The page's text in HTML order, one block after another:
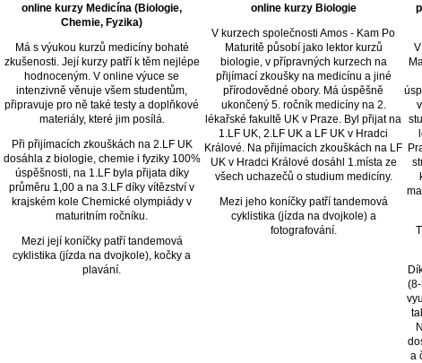
online kurzy Medicína (Biologie,
Chemie, Fyzika)
Má s výukou kurzů medicíny bohaté
zkušenosti. Její kurzy patří k těm nejlépe
hodnoceným. V online výuce se
intenzivně věnuje všem studentům,
připravuje pro ně také testy a doplňkové
materiály, které jim posílá.
Při přijímacích zkouškách na 2.LF UK
dosáhla z biologie, chemie i fyziky 100%
úspěšnosti, na 1.LF byla přijata díky
průměru 1,00 a na 3.LF díky vítězství v
krajském kole Chemické olympiády v
maturitním ročníku.
Mezi její koníčky patří tandemová
cyklistika (jízda na dvojkole), kočky a
plavání.
online kurzy Biologie
V kurzech společnosti Amos - Kam Po
Maturitě působí jako lektor kurzů
biologie, v přípravných kurzech na
přijímací zkoušky na medicínu a jiné
přírodovědné obory. Má úspěšně
ukončený 5. ročník medicíny na 2.
lékařské fakultě UK v Praze. Byl přijat na
1.LF UK, 2.LF UK a LF UK v Hradci
Králové. Na přijímacích zkouškách na LF
UK v Hradci Králové dosáhl 1.místa ze
všech uchazečů o studium medicíny.
Mezi jeho koníčky patří tandemová
cyklistika (jízda na dvojkole) a
fotografování.
a